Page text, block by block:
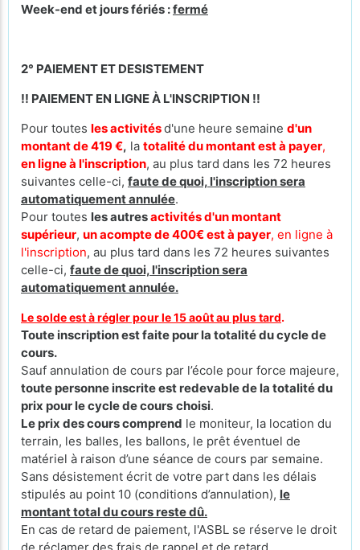
Week-end et jours fériés :fermé
2° PAIEMENT ET DESISTEMENT
!! PAIEMENT EN LIGNE À L'INSCRIPTION !!
Pour toutes les activitésd'une heure semaine d'un
montant de 419 €, la totalité du montant est à payer,
en ligne à l'inscription, au plus tard dans les 72 heures
suivantes celle-ci, faute de quoi, l'inscription sera
automatiquement annulée.
Pour toutes les autresactivités d'un montant
supérieur, un acompte de 400€ est à payer, en ligne à
l'inscription, au plus tard dans les 72 heures suivantes
celle-ci, faute de quoi, l'inscription sera
automatiquement annulée.
Le solde est à régler pour le 15 août au plus tard.
Toute inscription est faite pour la totalité du cycle de
cours.
Sauf annulation de cours par l’école pour force majeure,
toute personne inscrite est redevable de la totalité du
prix pour le cycle de cours choisi.
Le prix des cours comprend le moniteur, la location du
terrain, les balles, les ballons, le prêt éventuel de
matériel à raison d’une séance de cours par semaine.
Sans désistement écrit de votre part dans les délais
stipulés au point 10 (conditions d’annulation), le
montant total du cours reste dû.
En cas de retard de paiement, l'ASBL se réserve le droit
de réclamer des frais de rappel et de retard